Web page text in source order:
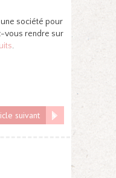
société pour
vous rendre sur
.
suivant